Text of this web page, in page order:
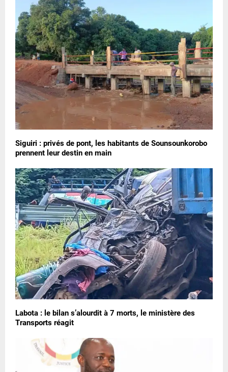
Siguiri : privés de pont, les habitants de Sounsounkorobo
prennent leur destin en main
Labota : le bilan s’alourdit à 7 morts, le ministère des
Transports réagit